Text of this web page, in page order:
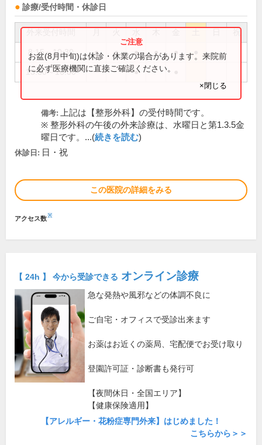
診療/受付時間・休診日
祝
8:15～10:30 ● ● ● ● ●
13:30～16:00 ●
お盆(8月中旬)は休診・休業の場合があります。来院前
に必ず医療機関に直接ご確認ください。
×閉じる
備考:
上記は【整形外科】の受付時間です。
※ 整形外科の午後の外来診療は、水曜日と第1.3.5金
曜日です。...(続きを読む)
休診日: 日・祝
この医院の詳細をみる
アクセス数※
【 24h 】 今から受診できる オンライン診療
急な発熱や風邪などの体調不良に
ご自宅・オフィスで受診出来ます
お薬はお近くの薬局、宅配便でお受け取り
登園許可証・診断書も発行可
【夜間休日・全国エリア】
【健康保険適用】
【アレルギー・花粉症専門外来】はじめました！
こちらから＞＞